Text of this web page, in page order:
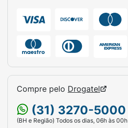
Compre pelo Drogatel
(31) 3270-5000
(BH e Região) Todos os dias, 06h às 00h